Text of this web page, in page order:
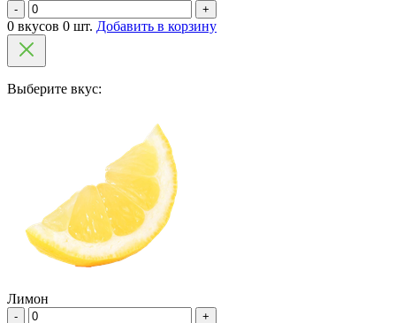
- +
0 вкусов 0 шт. Добавить в корзину
Выберите вкус:
Лимон
- +